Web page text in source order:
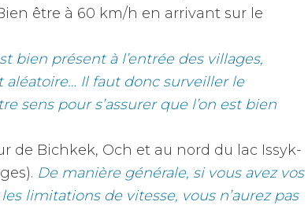
être à 60 km/h en arrivant sur le
bien présent à l’entrée des villages,
Il faut donc surveiller le
sens pour s’assurer que l’on est bien
de Bichkek, Och et au nord du lac Issyk-
De manière générale, si vous avez vos
limitations de vitesse, vous n’aurez pas